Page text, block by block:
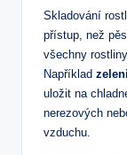
Skladování
přístup, než
všechny
Například
uložit na‌
⁢nerezových
vzduchu.